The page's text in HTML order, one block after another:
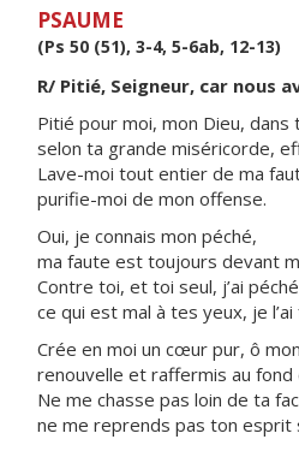
PSAUME
(Ps 50 (51), 3-4, 5-6ab, 12-13)
R/ Pitié, Seigneur, car nous
Pitié pour moi, mon Dieu, dans
selon ta grande miséricorde,
Lave-moi tout entier de ma
purifie-moi de mon offense.
Oui, je connais mon péché,
ma faute est toujours devant
Contre toi, et toi seul, j’ai
ce qui est mal à tes yeux, je l’ai
Crée en moi un cœur pur, ô
renouvelle et raffermis au
Ne me chasse pas loin de ta
ne me reprends pas ton esprit